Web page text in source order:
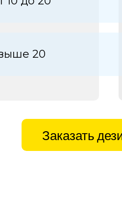
Заказать
20